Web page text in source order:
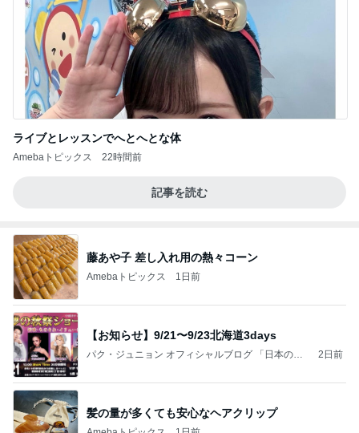
ライブとレッスンでへとへとな体
Amebaトピックス 22時間前
記事を読む
藤あや子 差し入れ用の熱々コーン
Amebaトピックス 1日前
【お知らせ】9/21〜9/23北海道3days
パク・ジュニョン オフィシャルブログ 「日本の
2日前
髪の量が多くても安心なヘアクリップ